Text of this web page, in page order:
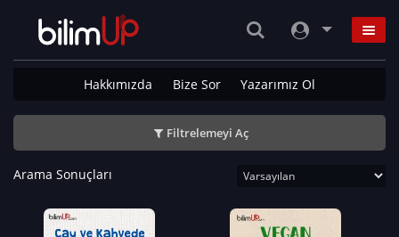
Hakkımızda Bize Sor Yazarımız Ol
Filtrelemeyi Aç
Arama Sonuçları